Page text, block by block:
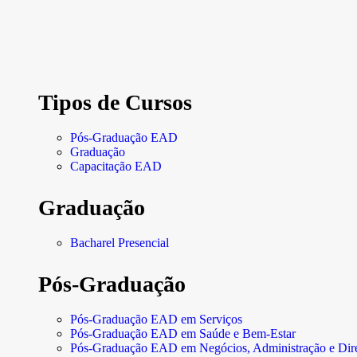
Tipos de Cursos
Pós-Graduação EAD
Graduação
Capacitação EAD
Graduação
Bacharel Presencial
Pós-Graduação
Pós-Graduação EAD em Serviços
Pós-Graduação EAD em Saúde e Bem-Estar
Pós-Graduação EAD em Negócios, Administração e